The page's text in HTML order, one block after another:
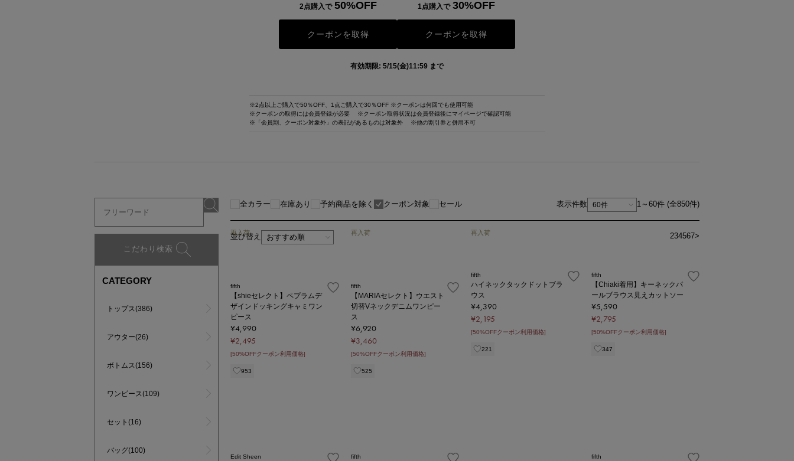
2点購入で 50%OFF
クーポンを取得
1点購入で 30%OFF
クーポンを取得
有効期限: 5/15(金)11:59 まで
※2点以上ご購入で50％OFF、1点ご購入で30％OFF ※クーポンは何回でも使用可能
※クーポンの取得には会員登録が必要
※クーポン取得状況は会員登録後にマイページで確認可能
※「会員割、クーポン対象外」の表記があるものは対象外
※他の割引券と併用不可
こだわり検索
CATEGORY
トップス(386)
アウター(26)
ボトムス(156)
ワンピース(109)
セット(16)
バッグ(100)
全カラー 在庫あり 予約商品を除く クーポン対象 セール 表示件数 1～60件 (全850件)
並び替え 234567>
再入荷
fifth
【shieセレクト】ペプラムデ
ザインドッキングキャミワン
ピース
¥4,990
¥2,495
[50%OFFクーポン利用価格]
953
再入荷
fifth
【MARIAセレクト】ウエスト
切替Vネックデニムワンピー
ス
¥6,920
¥3,460
[50%OFFクーポン利用価格]
525
再入荷
fifth
ハイネックタックドットブラ
ウス
¥4,390
¥2,195
[50%OFFクーポン利用価格]
221
fifth
【Chiaki着用】キーネックパ
ールブラウス見えカットソー
¥5,590
¥2,795
[50%OFFクーポン利用価格]
347
Edit Sheen fifth fifth